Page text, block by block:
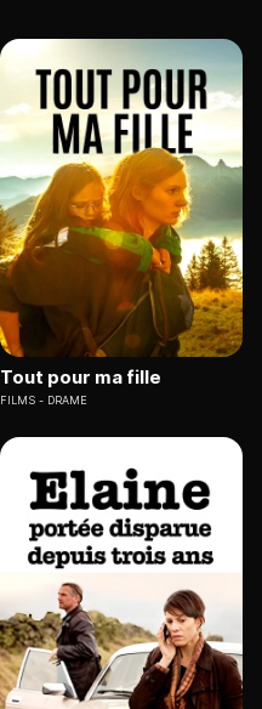
Tout pour ma fille
FILMS DRAME